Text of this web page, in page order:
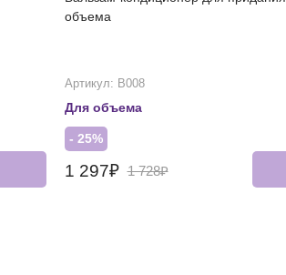
объема
Артикул: В008
Для объема
- 25%
1 297₽ 1 728₽